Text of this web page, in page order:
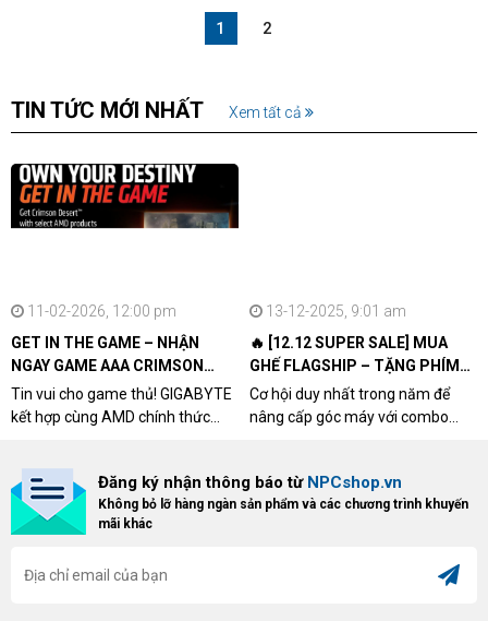
1 2
TIN TỨC MỚI NHẤT Xem tất cả
11-02-2026, 12:00 pm
GET IN THE GAME – NHẬN
NGAY GAME AAA CRIMSON
DESERT CÙNG GIGABYTE &
AMD
Tin vui cho game thủ! GIGABYTE
kết hợp cùng AMD chính thức
khách hàng sở hữu VGA Radeon
RX 9070 / RX 9070 XT.
13-12-2025, 9:01 am
🔥 [12.12 SUPER SALE] MUA
GHẾ FLAGSHIP – TẶNG PHÍM
CƠ XỊN
Cơ hội duy nhất trong năm để
nâng cấp góc máy với combo
dòng ghế Gaming cao cấp nhất,
bạn sẽ nhận ngay quà tặng trị giá
Đăng ký nhận thông báo từ NPCshop.vn
Không bỏ lỡ hàng ngàn sản phẩm và các chương trình khuyến
mãi khác